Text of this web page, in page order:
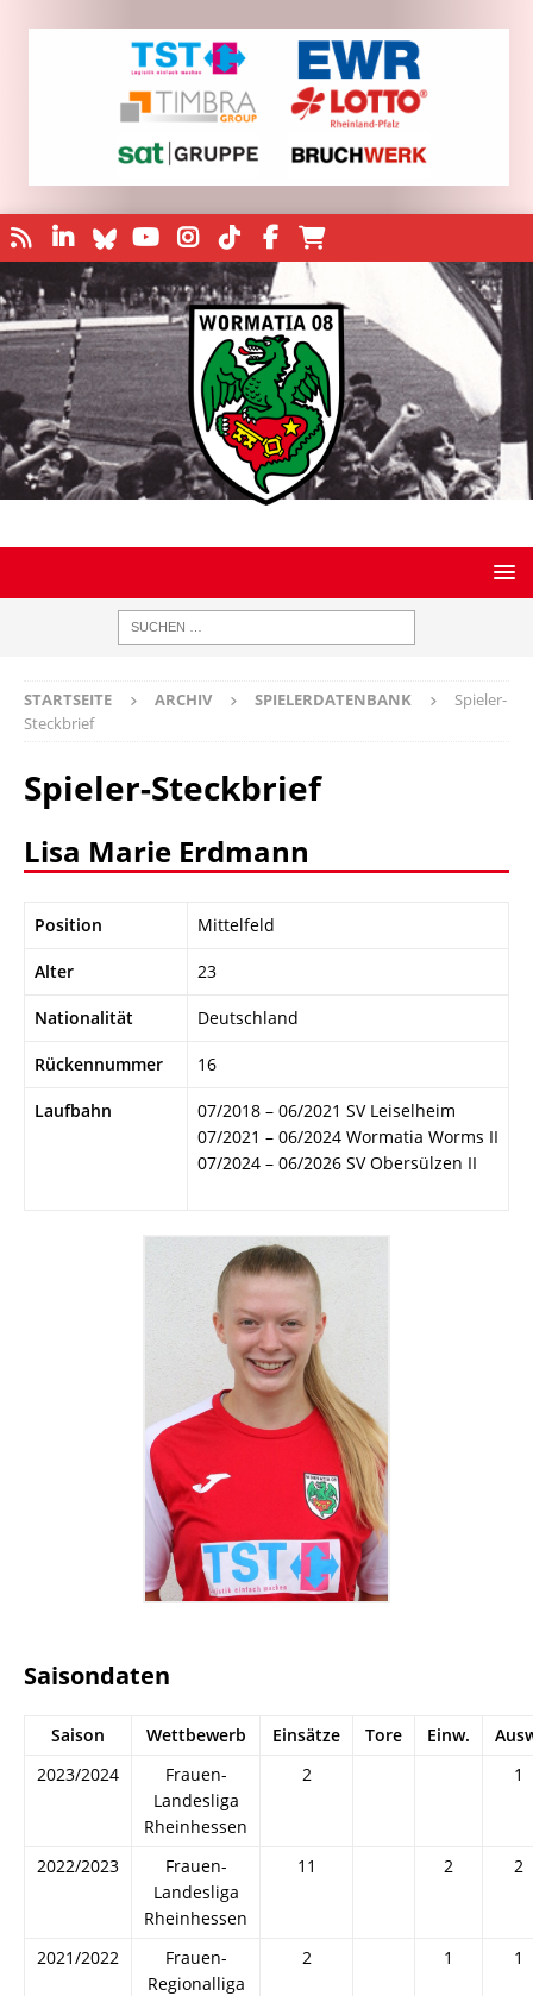
STARTSEITE ARCHIV SPIELERDATENBANK
Spieler-
Steckbrief
Spieler-Steckbrief
Lisa Marie Erdmann
Position Mittelfeld
Alter 23
Nationalität Deutschland
Rückennummer 16
Laufbahn
07/2018 – 06/2021 SV Leiselheim
07/2021 – 06/2024 Wormatia Worms II
07/2024 – 06/2026 SV Obersülzen II
Saisondaten
Saison Wettbewerb Einsätze Tore Einw.
2023/2024
Frauen-
Landesliga
Rheinhessen
2 1
2022/2023
Frauen-
Landesliga
Rheinhessen
11 2 2
2021/2022
Frauen-
Regionalliga
2 1 1